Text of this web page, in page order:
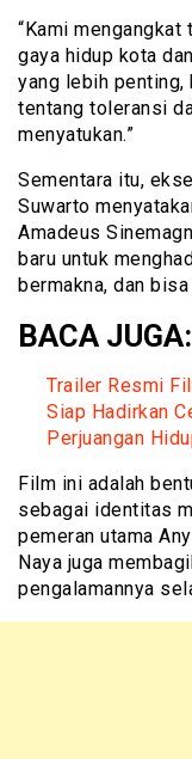
“Kami
gaya hidup kota
yang lebih penting,
tentang toleransi
menyatukan.”
Sementara itu,
Suwarto
Amadeus
baru untuk
bermakna, dan
BACA JUGA:
Trailer Resmi
Siap Hadirkan
Perjuangan
Film ini adalah
sebagai identitas
pemeran utama
Naya juga
pengalamannya